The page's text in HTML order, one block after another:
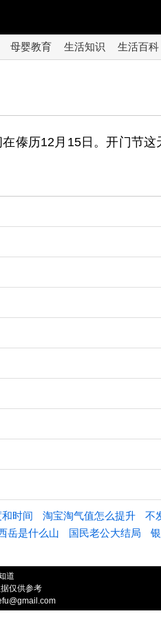
母婴教育 生活知识 生活百科
傣历12月15日。开门节这
时间 淘宝淘气值怎么提升 不
岳是什么山 国民老公大结局
道
仅供参考